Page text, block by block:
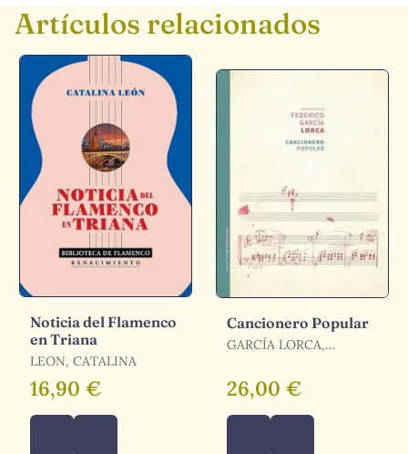
Artículos relacionados
Noticia del Flamenco
en Triana
LEON, CATALINA
16,90 €
Cancionero Popular
GARCÍA LORCA,
26,00 €